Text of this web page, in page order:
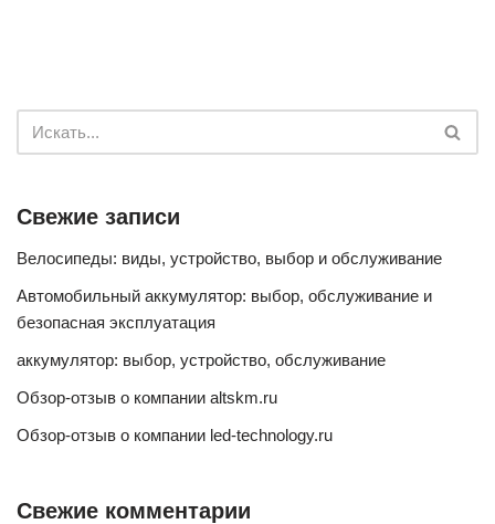
Свежие записи
Велосипеды: виды, устройство, выбор и обслуживание
Автомобильный аккумулятор: выбор, обслуживание и
безопасная эксплуатация
аккумулятор: выбор, устройство, обслуживание
Обзор-отзыв о компании altskm.ru
Обзор-отзыв о компании led-technology.ru
Свежие комментарии